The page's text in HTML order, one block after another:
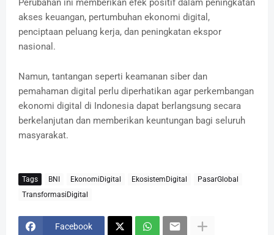
Perubahan ini memberikan efek positif dalam peningkatan
akses keuangan, pertumbuhan ekonomi digital,
penciptaan peluang kerja, dan peningkatan ekspor
nasional.
Namun, tantangan seperti keamanan siber dan
pemahaman digital perlu diperhatikan agar perkembangan
ekonomi digital di Indonesia dapat berlangsung secara
berkelanjutan dan memberikan keuntungan bagi seluruh
masyarakat.
Tags BNI EkonomiDigital EkosistemDigital
PasarGlobal
TransformasiDigital
Facebook